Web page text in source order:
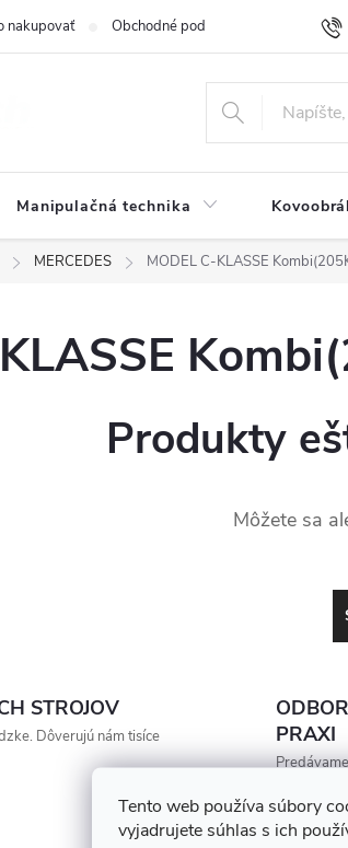
Tento web používa súbory
vyjadrujete súhlas s ich
nakupovať Obchodné podmienky
Manipulačná technika
MERCEDES MODEL C-KLASSE
Produkty
Môžete sa
STROJOV
Dôverujú nám tisíce
PRAXI
vydržal,